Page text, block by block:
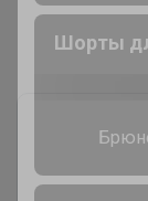
Бароши